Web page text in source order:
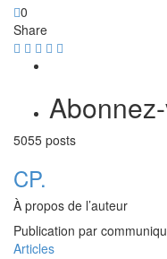
0
Share
5055 posts
CP.
À propos de l’auteur
Publication par
Articles